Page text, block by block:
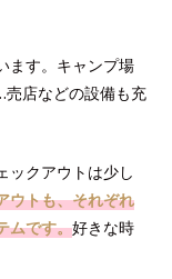
ます。キャンプ場
店などの設備も充
ックアウトは少し
ウトも、それぞれ
ムです。好きな時